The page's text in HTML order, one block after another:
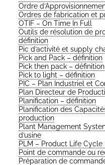
Ordre
Ordres de fabri­ca­tion et
OTIF – On Time In Full
Outils de réso­lu­tion de
définition
Pic d’ac­ti­vi­té et sup­ply
Pick and Pack – définition
Pick then pack – définition
Pick to light – définition
PIC – Plan Indus­triel et
Plan Direc­teur de
Pla­ni­fi­ca­tion – définition
Pla­ni­fi­ca­tion des
production
Plant Mana­ge­ment
d’usine
PLM – Pro­duct Life Cycle
Point de com­mande ou
Pré­pa­ra­tion de